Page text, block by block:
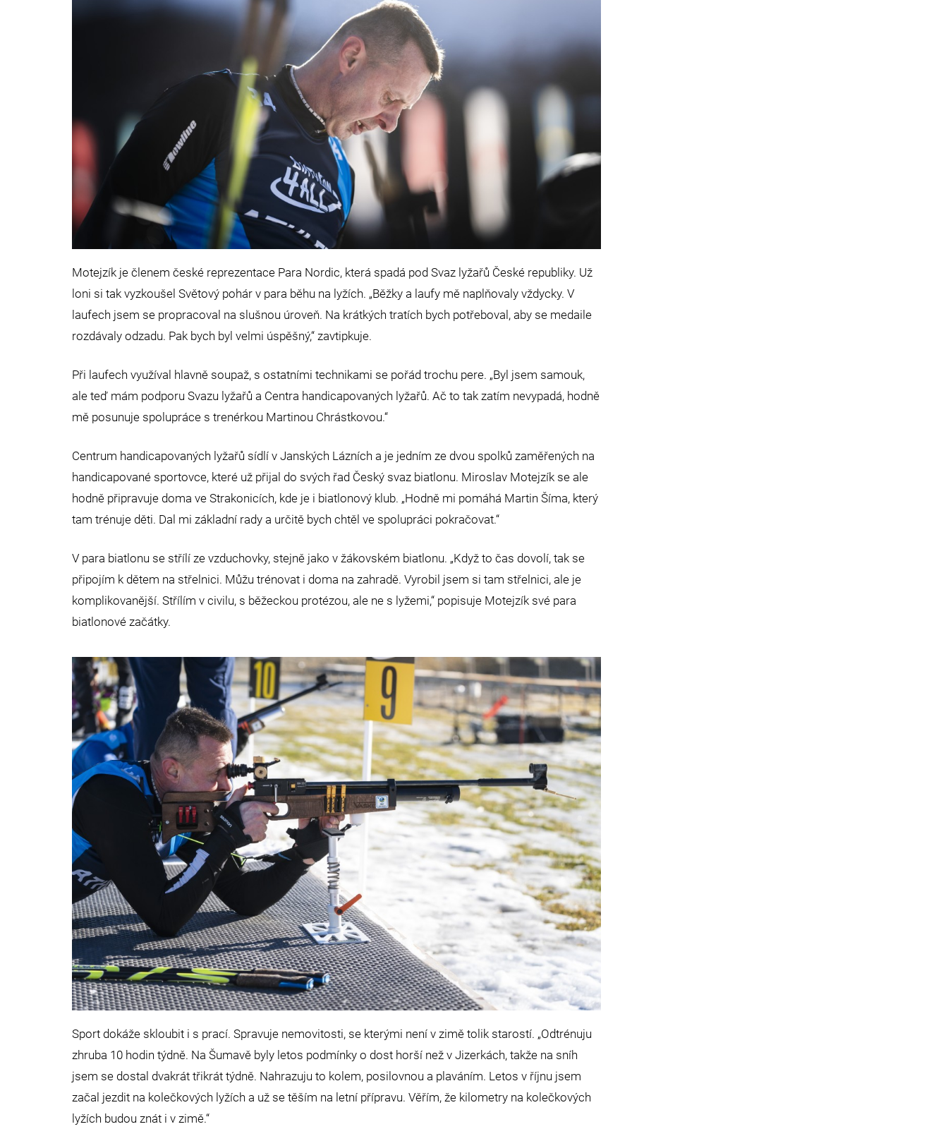
Motejzík je členem české reprezentace Para Nordic, která spadá pod Svaz lyžařů České republiky. Už
loni si tak vyzkoušel Světový pohár v para běhu na lyžích. „Běžky a laufy mě naplňovaly vždycky. V
laufech jsem se propracoval na slušnou úroveň. Na krátkých tratích bych potřeboval, aby se medaile
rozdávaly odzadu. Pak bych byl velmi úspěšný,“ zavtipkuje.
Při laufech využíval hlavně soupaž, s ostatními technikami se pořád trochu pere. „Byl jsem samouk,
ale teď mám podporu Svazu lyžařů a Centra handicapovaných lyžařů. Ač to tak zatím nevypadá, hodně
mě posunuje spolupráce s trenérkou Martinou Chrástkovou.“
Centrum handicapovaných lyžařů sídlí v Janských Lázních a je jedním ze dvou spolků zaměřených na
handicapované sportovce, které už přijal do svých řad Český svaz biatlonu. Miroslav Motejzík se ale
hodně připravuje doma ve Strakonicích, kde je i biatlonový klub. „Hodně mi pomáhá Martin Šíma, který
tam trénuje děti. Dal mi základní rady a určitě bych chtěl ve spolupráci pokračovat.“
V para biatlonu se střílí ze vzduchovky, stejně jako v žákovském biatlonu. „Když to čas dovolí, tak se
připojím k dětem na střelnici. Můžu trénovat i doma na zahradě. Vyrobil jsem si tam střelnici, ale je
komplikovanější. Střílím v civilu, s běžeckou protézou, ale ne s lyžemi,“ popisuje Motejzík své para
biatlonové začátky.
Sport dokáže skloubit i s prací. Spravuje nemovitosti, se kterými není v zimě tolik starostí. „Odtrénuju
zhruba 10 hodin týdně. Na Šumavě byly letos podmínky o dost horší než v Jizerkách, takže na sníh
jsem se dostal dvakrát třikrát týdně. Nahrazuju to kolem, posilovnou a plaváním. Letos v říjnu jsem
začal jezdit na kolečkových lyžích a už se těším na letní přípravu. Věřím, že kilometry na kolečkových
lyžích budou znát i v zimě.“